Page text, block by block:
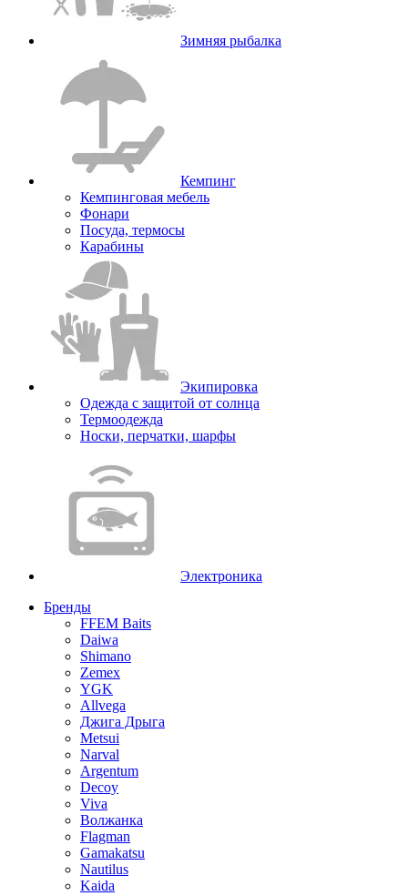
Зимняя рыбалка
Кемпинг
Кемпинговая мебель
Фонари
Посуда, термосы
Карабины
Экипировка
Одежда с защитой от солнца
Термоодежда
Носки, перчатки, шарфы
Электроника
Бренды
FFEM Baits
Daiwa
Shimano
Zemex
YGK
Allvega
Джига Дрыга
Metsui
Narval
Argentum
Decoy
Viva
Волжанка
Flagman
Gamakatsu
Nautilus
Kaida